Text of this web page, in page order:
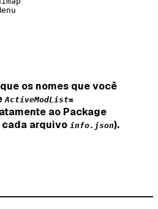
os nomes que você
ActiveModList=
ao Package
cada arquivo info.json).